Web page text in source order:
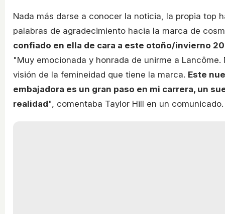
Nada más darse a conocer la noticia, la propia top
palabras de agradecimiento hacia la marca de
confiado en ella de cara a este otoño/invierno
"Muy emocionada y honrada de unirme a Lancôme.
visión de la femineidad que tiene la marca. Este
embajadora es un gran paso en mi carrera, un
realidad", comentaba Taylor Hill en un comunicado.